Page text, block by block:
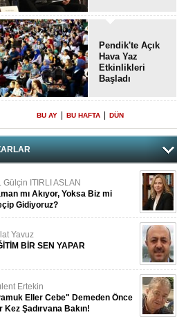
Pendik'te Açık
Hava Yaz
Etkinlikleri
Başladı
BU AY BU HAFTA DÜN
Gülçin ITIRLI ASLAN
mı Akıyor, Yoksa Biz mi
Gidiyoruz?
Yavuz
BİR SEN YAPAR
Ertekin
Eller Cebe" Demeden Önce
Kez Şadırvana Bakın!